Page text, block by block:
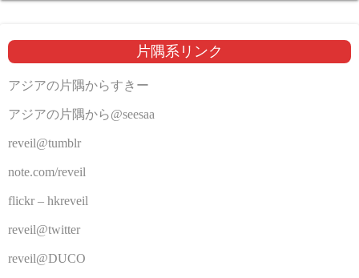
片隅系リンク
アジアの片隅からすきー
アジアの片隅から@seesaa
reveil@tumblr
note.com/reveil
flickr – hkreveil
reveil@twitter
reveil@DUCO